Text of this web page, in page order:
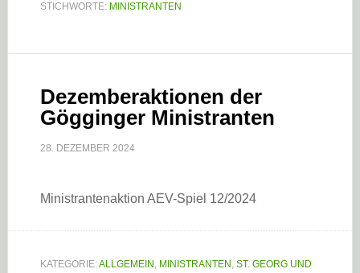
STICHWORTE: MINISTRANTEN
Dezemberaktionen der
Gögginger Ministranten
28. DEZEMBER 2024
Ministrantenaktion AEV-Spiel 12/2024
KATEGORIE:ALLGEMEIN , MINISTRANTEN , ST. GEORG UND